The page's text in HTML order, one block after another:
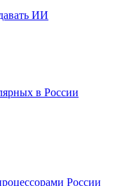
ИИ
в России
России